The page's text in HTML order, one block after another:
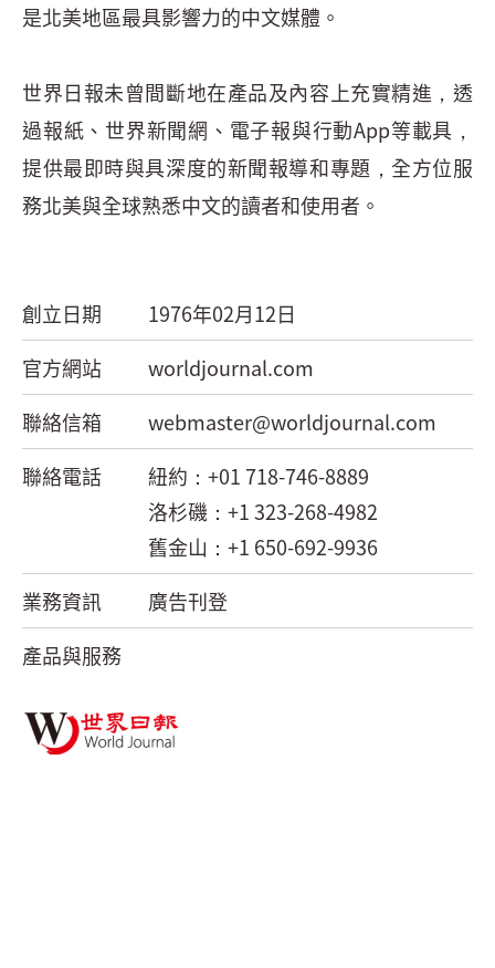
是北美地區最具影響力的中文媒體。
世界日報未曾間斷地在產品及內容上充實精進，透
過報紙、世界新聞網、電子報與行動App等載具，
提供最即時與具深度的新聞報導和專題，全方位服
務北美與全球熟悉中文的讀者和使用者。
創立日期
1976年02月12日
官方網站
worldjournal.com
聯絡信箱
webmaster@worldjournal.com
聯絡電話
紐約： +01 718-746-8889
洛杉磯： +1 323-268-4982
舊金山： +1 650-692-9936
業務資訊
廣告刊登
產品與服務